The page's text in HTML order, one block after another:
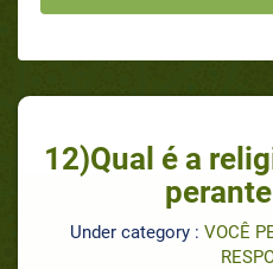
12)Qual é a
Under category : VOCÊ